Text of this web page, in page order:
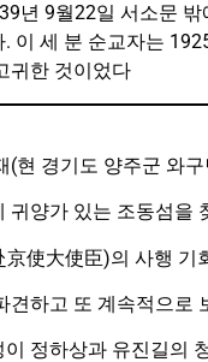
년 9월22일 서소문
이 세 분 순교자는
귀한 것이었다
(현 경기도 양주군 와
귀양가 있는 조동섬을
使大使臣)의 사행
견하고 또 계속적으로
정하상과 유진길의